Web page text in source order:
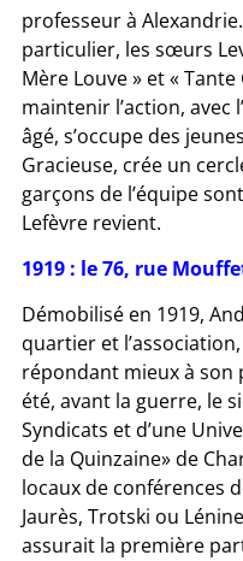
professeur à
particulier, les sœurs
Mère Louve » et «
maintenir l’action, avec
âgé, s’occupe des
Gracieuse, crée un
garçons de l’équipe
Lefèvre revient.
1919 : le 76, rue
Démobilisé en 1919,
quartier et
répondant mieux à son
été, avant la guerre, le
Syndicats et d’une
de la Quinzaine» de
locaux de conférences
Jaurès, Trotski ou
assurait la première